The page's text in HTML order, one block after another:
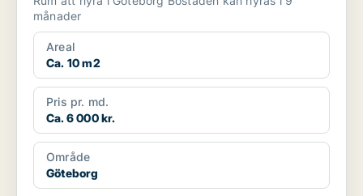
månader
Areal
Ca. 10 m2
Pris pr. md.
Ca. 6 000 kr.
Område
Göteborg